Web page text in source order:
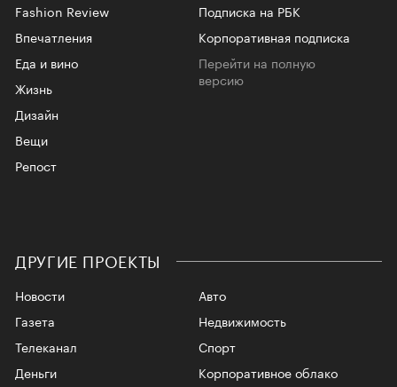
Fashion Review
Впечатления
Еда и вино
Жизнь
Дизайн
Вещи
Репост
Подписка на РБК
Корпоративная подписка
Перейти на полную
версию
ДРУГИЕ ПРОЕКТЫ
Новости
Газета
Телеканал
Авто
Недвижимость
Спорт
Корпоративное облако
Деньги